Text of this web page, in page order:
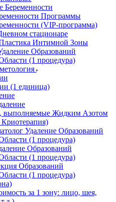
Беременности
Программы
(VIP-программа)
стационаре
Интимной Зоны
Образований
(1 процедура)
(1 единица)
выполняемые Жидким Азотом
Удаление Образований
(1 процедура)
Образований
(1 процедура)
Образований
(1 процедура)
за 1 зону: лицо, шея,